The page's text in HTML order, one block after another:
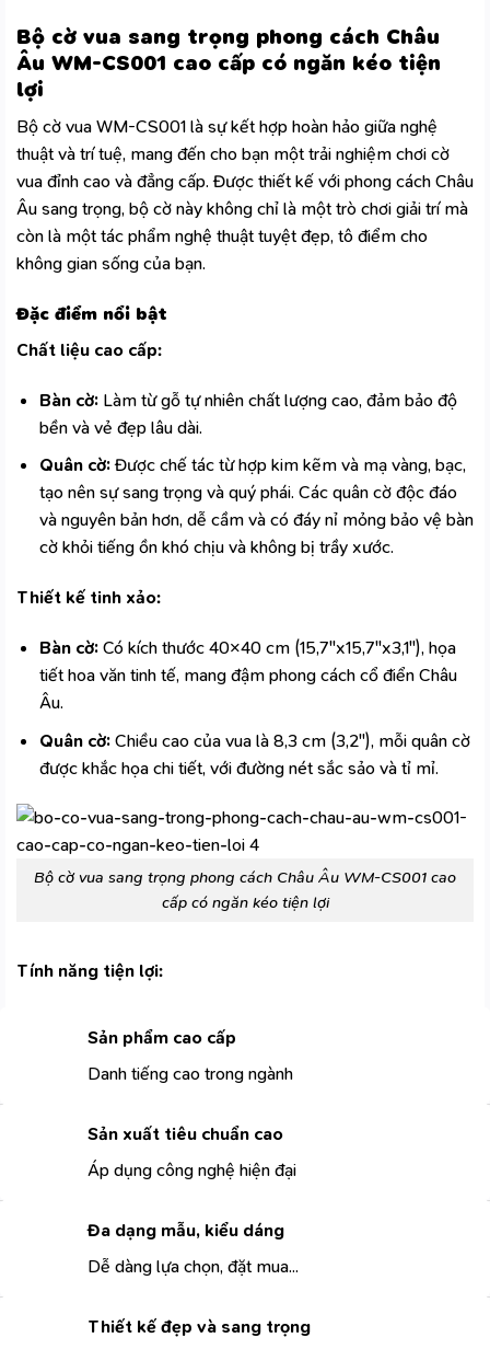
Bộ cờ vua sang trọng phong cách Châu
Âu WM-CS001 cao cấp có ngăn kéo tiện
lợi
Bộ cờ vua WM-CS001 là sự kết hợp hoàn hảo giữa nghệ
thuật và trí tuệ, mang đến cho bạn một trải nghiệm chơi cờ
vua đỉnh cao và đẳng cấp. Được thiết kế với phong cách Châu
Âu sang trọng, bộ cờ này không chỉ là một trò chơi giải trí mà
còn là một tác phẩm nghệ thuật tuyệt đẹp, tô điểm cho
không gian sống của bạn.
Đặc điểm nổi bật
Chất liệu cao cấp:
Bàn cờ:Làm từ gỗ tự nhiên chất lượng cao, đảm bảo độ
bền và vẻ đẹp lâu dài.
Quân cờ:Được chế tác từ hợp kim kẽm và mạ vàng, bạc,
tạo nên sự sang trọng và quý phái. Các quân cờ độc đáo
và nguyên bản hơn, dễ cầm và có đáy nỉ mỏng bảo vệ bàn
cờ khỏi tiếng ồn khó chịu và không bị trầy xước.
Thiết kế tinh xảo:
Bàn cờ:Có kích thước 40×40 cm (15,7″x15,7″x3,1″), họa
tiết hoa văn tinh tế, mang đậm phong cách cổ điển Châu
Âu.
Quân cờ:Chiều cao của vua là 8,3 cm (3,2″), mỗi quân cờ
được khắc họa chi tiết, với đường nét sắc sảo và tỉ mỉ.
Bộ cờ vua sang trọng phong cách Châu Âu WM-CS001 cao
cấp có ngăn kéo tiện lợi
Tính năng tiện lợi:
Sản phẩm cao cấp
Danh tiếng cao trong ngành
Sản xuất tiêu chuẩn cao
Áp dụng công nghệ hiện đại
Đa dạng mẫu, kiểu dáng
Dễ dàng lựa chọn, đặt mua...
Thiết kế đẹp và sang trọng